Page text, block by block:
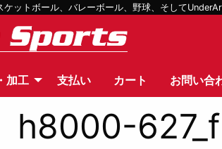
ットボール、バレーボール、野球、そして
加工 支払い カート お問い合
h8000-627_f